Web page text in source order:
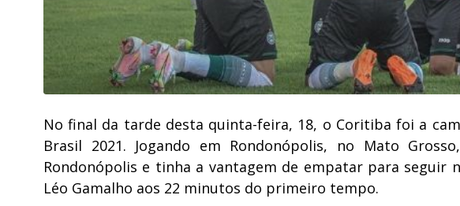
No final da tarde desta quinta-feira, 18, o Coritiba foi a
Brasil 2021. Jogando em Rondonópolis, no Mato
Rondonópolis e tinha a vantagem de empatar para seguir
Léo Gamalho aos 22 minutos do primeiro tempo.